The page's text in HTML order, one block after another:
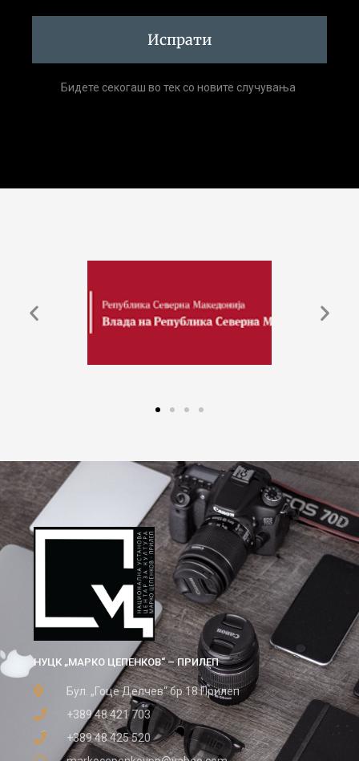
Испрати
Бидете секогаш во тек со новите случувања
НУЦК „МАРКО ЦЕПЕНКОВ“ – ПРИЛЕП
Бул. „Гоце Делчев“ бр.18 Прилеп
+389 48 421 703
+389 48 425 520